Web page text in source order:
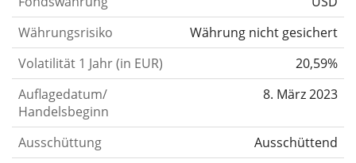
Währungsrisiko
Währung nicht gesichert
Volatilität 1 Jahr (in EUR)
20,59%
Auflagedatum/
Handelsbeginn
8. März 2023
Ausschüttung
Ausschüttend